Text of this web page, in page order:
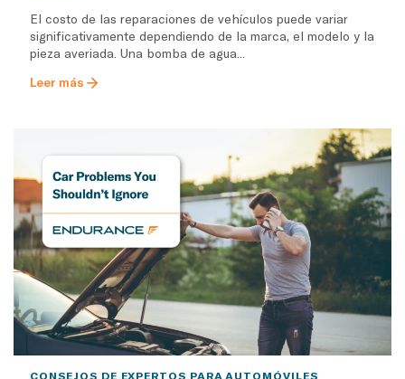
El costo de las reparaciones de vehículos puede variar
significativamente dependiendo de la marca, el modelo y la
pieza averiada. Una bomba de agua...
Leer más
CONSEJOS DE EXPERTOS PARA AUTOMÓVILES